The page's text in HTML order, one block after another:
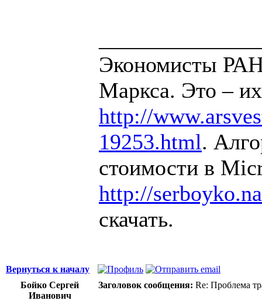
Экономисты
Маркса. Это –
http://
19253.html.
стоимости в
http://
скачать.
Вернуться к началу
Бойко Сергей
Иванович
Заголовок сообщения: Re: Проблема